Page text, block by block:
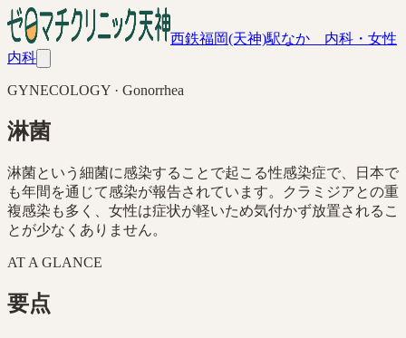
西鉄福岡(天神)駅なか 内科・女性
内科
GYNECOLOGY · Gonorrhea
淋菌
淋菌という細菌に感染することで起こる性感染症で、日本で
も年間を通じて感染が報告されています。クラミジアとの重
複感染も多く、女性は症状が軽いため気付かず放置されるこ
とが少なくありません。
AT A GLANCE
要点